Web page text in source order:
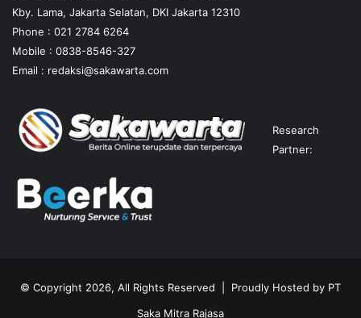
Kby. Lama, Jakarta Selatan, DKI Jakarta 12310
Phone : 021 2784 6264
Mobile : 0838-8546-327
Email : redaksi@sakawarta.com
Research
Partner:
© Copyright 2026, All Rights Reserved | Proudly Hosted by PT
Saka Mitra Rajasa